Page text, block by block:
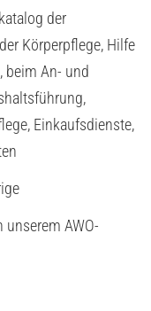
der
Körperpflege, Hilfe
beim An- und
Einkaufsdienste,
AWO-